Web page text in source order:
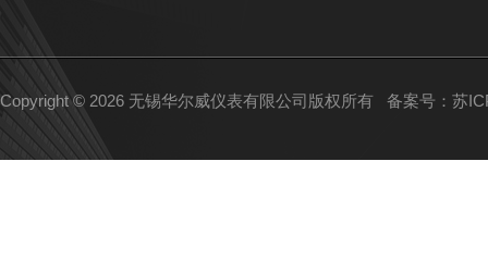
Copyright © 2026 无锡华尔威仪表有限公司版权所有 备案号：苏